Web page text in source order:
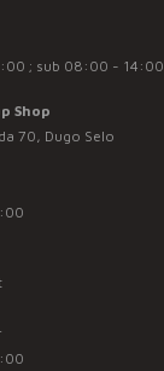
; sub 08:00 - 14:00
Shop
70, Dugo Selo